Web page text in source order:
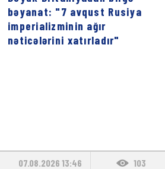
bəyanat: "7 avqust Rusiya
imperializminin ağır
nəticələrini xatırladır"
07.08.2026 13:46 103